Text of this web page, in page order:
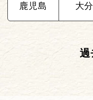
鹿児島 大分
過